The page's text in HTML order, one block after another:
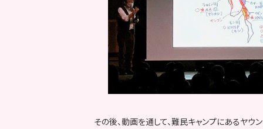
その後、動画を通して、難民キャンプにあるヤ